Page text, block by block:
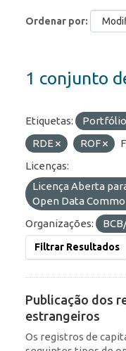
Ordenar por
1 conjunto
Etiquetas: Portfólio
RDE
ROF
Licenças:
Licença Aberta
Open Data
Organizações:
Filtrar Resultados
Publicação dos
estrangeiros
Os registros de